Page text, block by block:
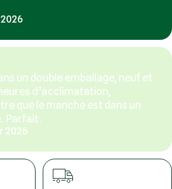
un double emballage, neuf et
d’acclimatation,
que le manche est dans un
Parfait.
2026